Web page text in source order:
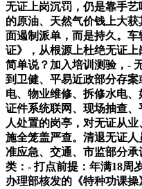
无证上岗沉罚，仍是靠手
的原油、天然气价钱上大
面遏制派单，而是持久。
证》，从根源上杜绝无证上
简单说？加入培训测验，-
到卫健、平易近政部分存
电、物业维修、拆修水电
证件系统联网、现场抽查
人处置的岗亭，对无证从
施全笼盖严查。清退无证
准应急、交通、市监部分
类：- 打点前提：年满18周
办理部核发的《特种功课操